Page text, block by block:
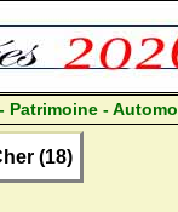
Patrimoine -
(18)